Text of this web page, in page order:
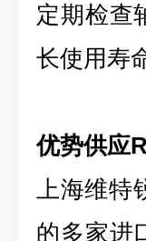
定期检查
长使用寿
优势供应
上海维特
的多家进